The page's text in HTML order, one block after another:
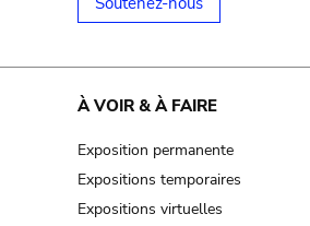
À VOIR & À FAIRE
Exposition permanente
Expositions temporaires
Expositions virtuelles